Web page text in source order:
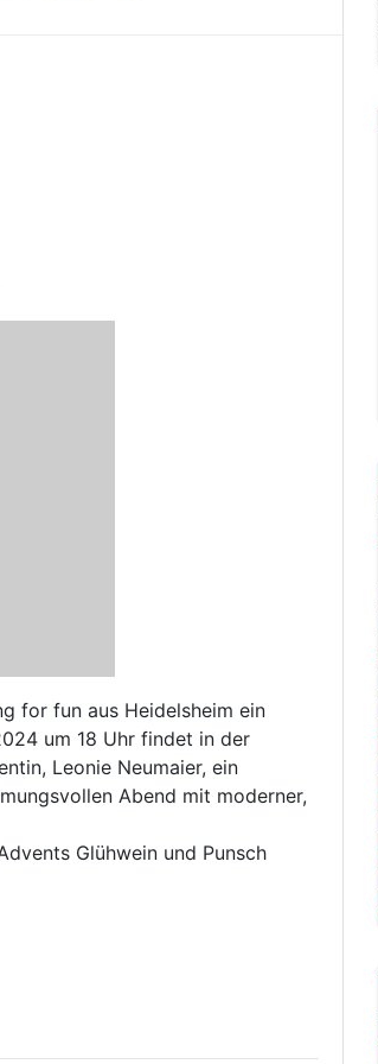
for fun aus Heidelsheim ein
um 18 Uhr findet in der
Leonie Neumaier, ein
Abend mit moderner,
Glühwein und Punsch